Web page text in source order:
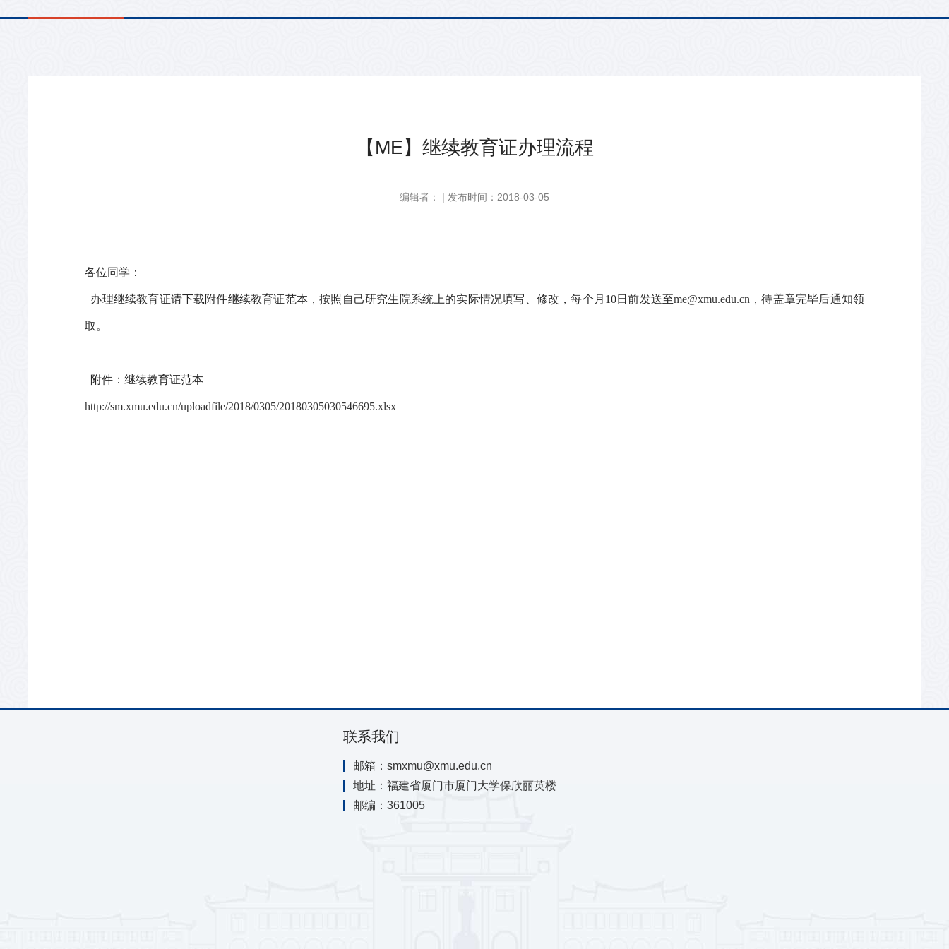
【ME】继续教育证办理流程
编辑者： | 发布时间：2018-03-05
各位同学：
办理继续教育证请下载附件继续教育证范本，按照自己研究生院系统上的实际情况填写、修改，每个月10日前发送至me@xmu.edu.cn ，待盖章完毕后通知领
取。
附件：继续教育证范本
http://sm.xmu.edu.cn/uploadfile/2018/0305/20180305030546695.xlsx
联系我们
邮箱：smxmu@xmu.edu.cn
地址：福建省厦门市厦门大学保欣丽英楼
邮编：361005